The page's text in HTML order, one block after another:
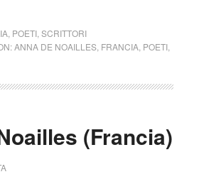
, POETI, SCRITTORI
ANNA DE NOAILLES, FRANCIA, POETI,
(Francia)